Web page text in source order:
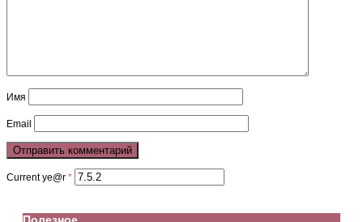
Имя
Email
Current ye@r *